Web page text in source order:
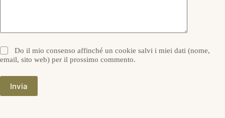
Do il mio consenso affinché un cookie salvi i miei dati (nome,
email, sito web) per il prossimo commento.
Invia